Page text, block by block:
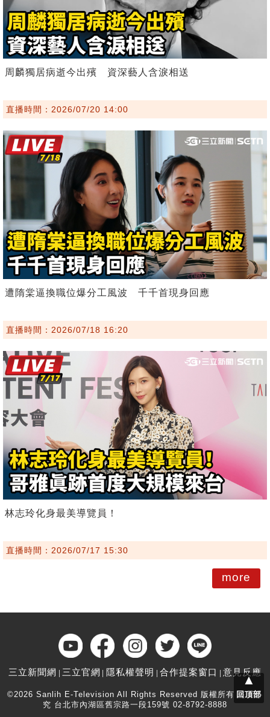
周麟獨居病逝今出殯 資深藝人含淚相送
直播時間：2026/07/20 14:00
遭隋棠逼換職位爆分工風波 千千首現身回應
直播時間：2026/07/18 16:20
林志玲化身最美導覽員！
直播時間：2026/07/17 15:30
more
三立新聞網 三立官網 隱私權聲明 合作提案窗口 意見反應
©2026 Sanlih E-Television All Rights Reserved 版權所有 盜用必
究 台北市內湖區舊宗路一段159號 02-8792-8888
▲
回頂部